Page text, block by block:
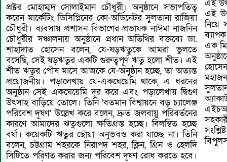
প্রক্টর মোহাম্মদ সোলাইমান চৌধুরী। অনুষ্ঠানে সভাপতিত্ব
করেন মার্কেটিং ডিসিপ্লিনের কো-অর্ডিনেটর সুলতানা রাজিয়া
চৌধুরী। ব্যবসায় প্রশাসন বিভাগের প্রভাষক নাঈমা নাজনিন
চৌধুরীর সঞ্চালনায় অনুষ্ঠানে প্রধান অতিথির বক্তব্যে ডা.
শাহাদাত হোসেন বলেন, যে-ষড়ঋতুকে আমরা ভুলতে
বসেছি, সেই ষড়ঋতুর একটি গুরুত্বপূর্ণ ঋতু হলো শীত। এই
শীত ঋতুর পৌষ মাসে আজকে যে-অনুষ্ঠান হচ্ছে, তা অত্যন্ত
প্রয়োজনীয়। পড়ালেখায় যে-একঘেয়েমি থাকে, এ ধরনের
অনুষ্ঠান সেই একঘেয়েমি দূর করে এবং পড়ালেখায় দ্বিগুণ
উৎসাহ বাড়িয়ে তোলে। তিনি ‘বতমান বিশ্বায়নে বড় চ্যালেঞ্জ
পরিবেশ দূষণ’ উল্লেখ করে বলেন, দ্রুত জলবায়ু পরিবর্তনের
কারণে আমাদের ঋতুগুলো ক্ষতিগ্রস্ত হচ্ছে। বিলম্বিত হচ্ছে
বর্ষা। কয়েকটি ঋতুর ছোঁয়া অনুভবও করা যাচ্ছে না। তিনি
বলেন, চট্টগ্রাম শহরকে নিরাপদ শহর, ক্লিন, গ্রিন ও হেলদি
সিটিতে পরিণত করার জন্য পরিবেশ দূষণ রোধ করতে হবে।
এই
এই
নিয়ে
এক